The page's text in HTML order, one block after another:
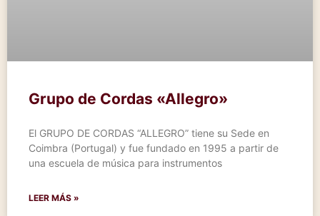
Grupo de Cordas «Allegro»
El GRUPO DE CORDAS “ALLEGRO” tiene su Sede en
Coimbra (Portugal) y fue fundado en 1995 a partir de
una escuela de música para instrumentos
LEER MÁS »